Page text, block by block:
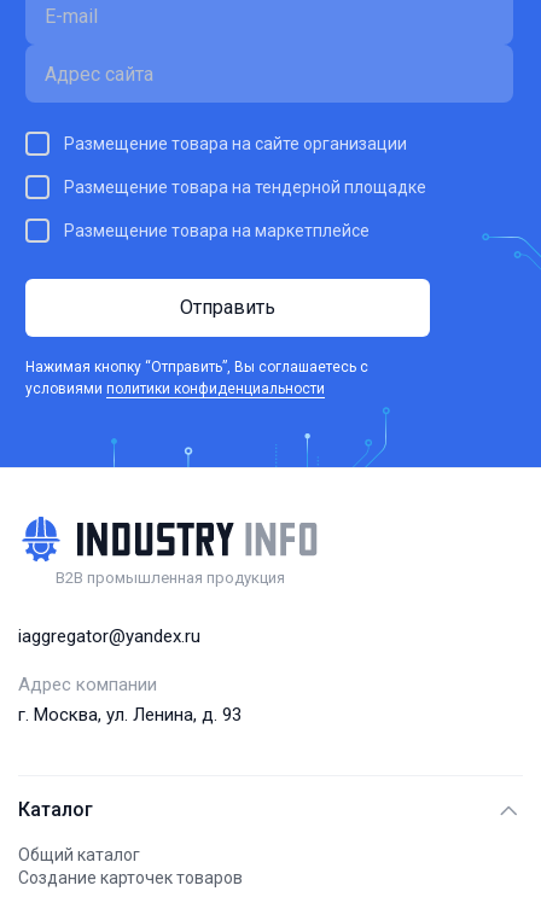
Размещение товара на сайте организации
Размещение товара на тендерной площадке
Размещение товара на маркетплейсе
Отправить
Нажимая кнопку “Отправить”, Вы соглашаетесь c
условиями политики конфиденциальности
B2B промышленная продукция
iaggregator@yandex.ru
Адрес компании
г. Москва, ул. Ленина, д. 93
Каталог
Общий каталог
Создание карточек товаров